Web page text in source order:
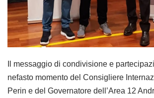
Il messaggio di condivisione e
nefasto momento del Consigliere
Perin e del Governatore dell’Area 12